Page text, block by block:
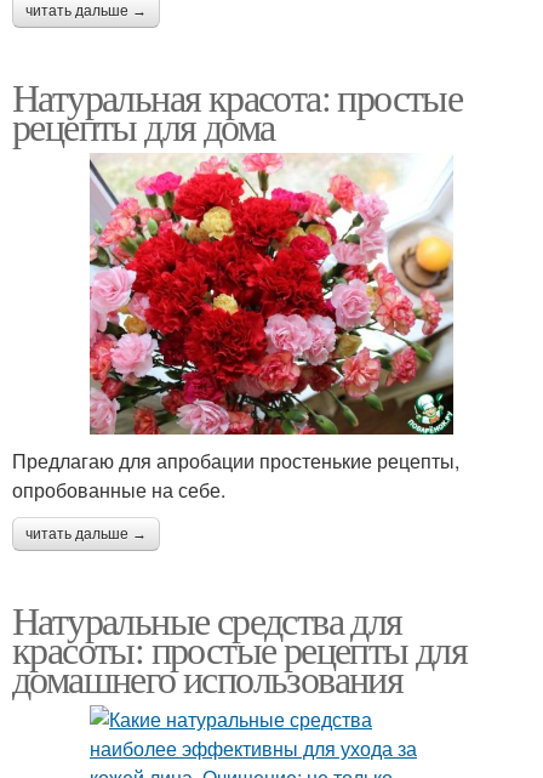
читать дальше →
Натуральная красота: простые
рецепты для дома
Предлагаю для апробации простенькие рецепты,
опробованные на себе.
читать дальше →
Натуральные средства для
красоты: простые рецепты для
домашнего использования